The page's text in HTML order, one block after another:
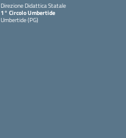
Direzione Didattica Statale
1° Circolo Umbertide
Umbertide (PG)